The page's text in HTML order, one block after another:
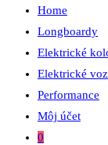
Home
Longboardy
Elektrické
Elektrické
Performance
Môj účet
0